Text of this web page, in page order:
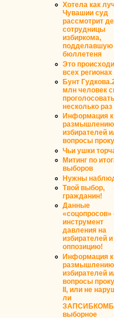
Хотела как
Чувашии суд
рассмотрит
сотрудницы
избиркома,
подделавшую
бюллетеня
Это
всех регионах
Бунт
млн человек
проголосовать
несколько раз
Информация к
размышлению
избирателей
вопросы
Чьи ушки
Митинг по
выборов
Нужны
Твой выбор,
гражданин!
Данные
«соцопросов»
инструмент
давления на
избирателей и
оппозицию!
Информация к
размышлению
избирателей
вопросы
II, или не
ли
выборное